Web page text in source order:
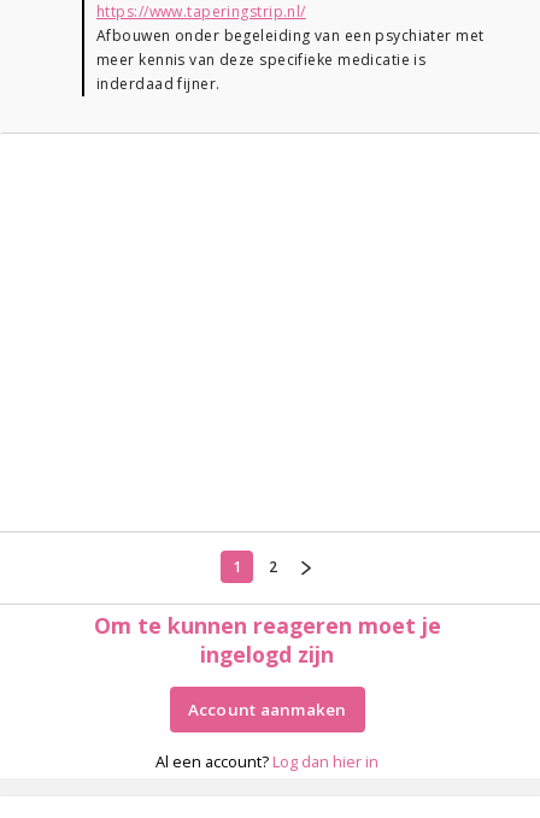
https://www.taperingstrip.nl/
Afbouwen onder begeleiding van een psychiater met
meer kennis van deze specifieke medicatie is
inderdaad fijner.
1 2
Om te kunnen reageren moet je
ingelogd zijn
Account aanmaken
Al een account? Log dan hier in